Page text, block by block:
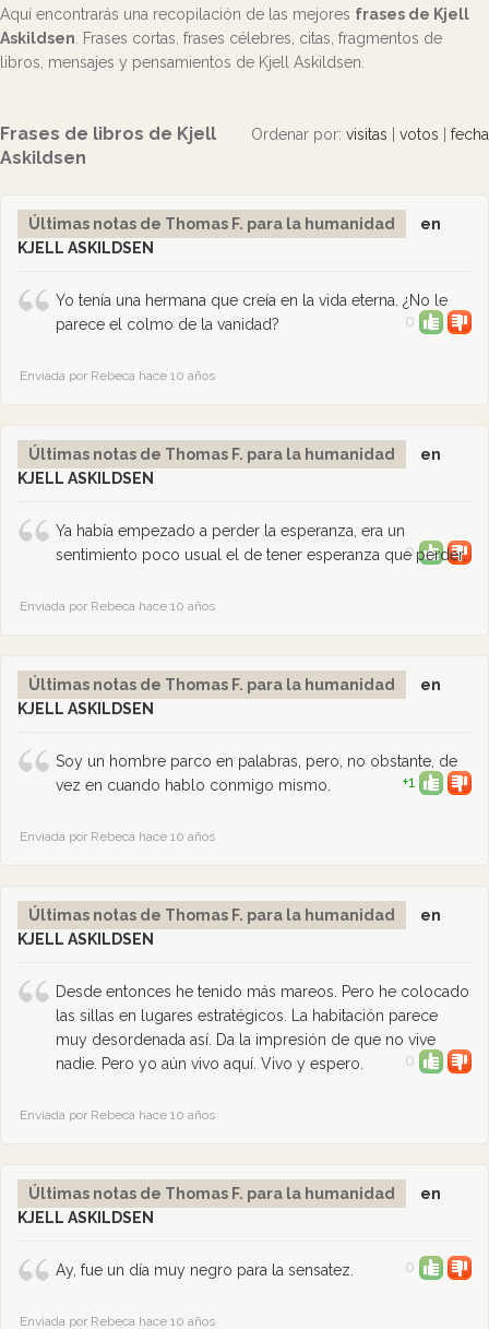
Aquí encontrarás una recopilación de las mejores frases de Kjell
Askildsen . Frases cortas, frases célebres, citas, fragmentos de
libros, mensajes y pensamientos de Kjell Askildsen.
Ordenar por: visitas votos fecha
Frases de libros de Kjell
Askildsen
Últimas notas de Thomas F. para la humanidad
en
KJELL ASKILDSEN
Yo tenía una hermana que creía en la vida eterna. ¿No le
parece el colmo de la vanidad?
0
Enviada por Rebeca hace 10 años
Últimas notas de Thomas F. para la humanidad
en
KJELL ASKILDSEN
Ya había empezado a perder la esperanza, era un
sentimiento poco usual el de tener esperanza que perder.
0
Enviada por Rebeca hace 10 años
Últimas notas de Thomas F. para la humanidad
en
KJELL ASKILDSEN
Soy un hombre parco en palabras, pero, no obstante, de
vez en cuando hablo conmigo mismo.
+1
Enviada por Rebeca hace 10 años
Últimas notas de Thomas F. para la humanidad
en
KJELL ASKILDSEN
Desde entonces he tenido más mareos. Pero he colocado
las sillas en lugares estratégicos. La habitación parece
muy desordenada así. Da la impresión de que no vive
nadie. Pero yo aún vivo aquí. Vivo y espero.
0
Enviada por Rebeca hace 10 años
Últimas notas de Thomas F. para la humanidad
en
KJELL ASKILDSEN
Ay, fue un día muy negro para la sensatez. 0
Enviada por Rebeca hace 10 años